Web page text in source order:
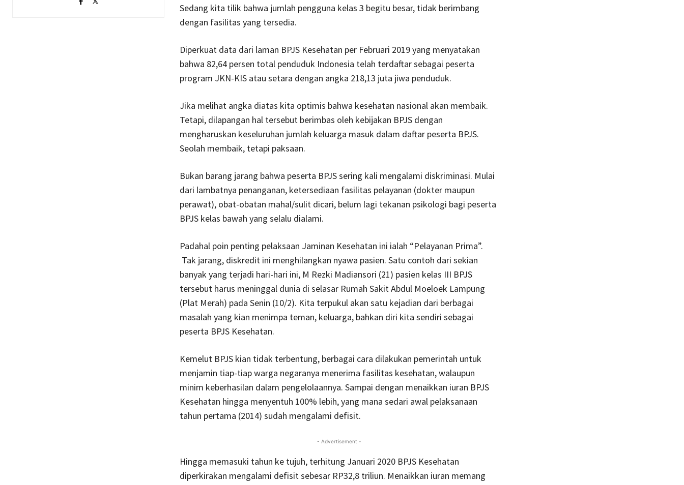
Sedang kita tilik bahwa jumlah pengguna kelas 3 begitu besar, tidak berimbang
dengan fasilitas yang tersedia.
Diperkuat data dari laman BPJS Kesehatan per Februari 2019 yang menyatakan
bahwa 82,64 persen total penduduk Indonesia telah terdaftar sebagai peserta
program JKN-KIS atau setara dengan angka 218,13 juta jiwa penduduk.
Jika melihat angka diatas kita optimis bahwa kesehatan nasional akan membaik.
Tetapi, dilapangan hal tersebut berimbas oleh kebijakan BPJS dengan
mengharuskan keseluruhan jumlah keluarga masuk dalam daftar peserta BPJS.
Seolah membaik, tetapi paksaan.
Bukan barang jarang bahwa peserta BPJS sering kali mengalami diskriminasi. Mulai
dari lambatnya penanganan, ketersediaan fasilitas pelayanan (dokter maupun
perawat), obat-obatan mahal/sulit dicari, belum lagi tekanan psikologi bagi peserta
BPJS kelas bawah yang selalu dialami.
Padahal poin penting pelaksaan Jaminan Kesehatan ini ialah “Pelayanan Prima”.
Tak jarang, diskredit ini menghilangkan nyawa pasien. Satu contoh dari sekian
banyak yang terjadi hari-hari ini, M Rezki Madiansori (21) pasien kelas III BPJS
tersebut harus meninggal dunia di selasar Rumah Sakit Abdul Moeloek Lampung
(Plat Merah) pada Senin (10/2). Kita terpukul akan satu kejadian dari berbagai
masalah yang kian menimpa teman, keluarga, bahkan diri kita sendiri sebagai
peserta BPJS Kesehatan.
Kemelut BPJS kian tidak terbentung, berbagai cara dilakukan pemerintah untuk
menjamin tiap-tiap warga negaranya menerima fasilitas kesehatan, walaupun
minim keberhasilan dalam pengelolaannya. Sampai dengan menaikkan iuran BPJS
Kesehatan hingga menyentuh 100% lebih, yang mana sedari awal pelaksanaan
tahun pertama (2014) sudah mengalami defisit.
- Advertisement -
Hingga memasuki tahun ke tujuh, terhitung Januari 2020 BPJS Kesehatan
diperkirakan mengalami defisit sebesar RP32,8 triliun. Menaikkan iuran memang